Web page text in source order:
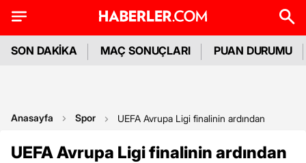
SON DAKİKA MAÇ SONUÇLARI PUAN DURUMU
Anasayfa Spor UEFA Avrupa Ligi finalinin ardından
UEFA Avrupa Ligi finalinin ardından